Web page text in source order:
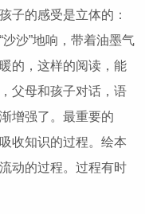
子的感受是立体的：
沙”地响，带着油墨气
的，这样的阅读，能
父母和孩子对话，语
增强了。最重要的
收知识的过程。绘本
动的过程。过程有时